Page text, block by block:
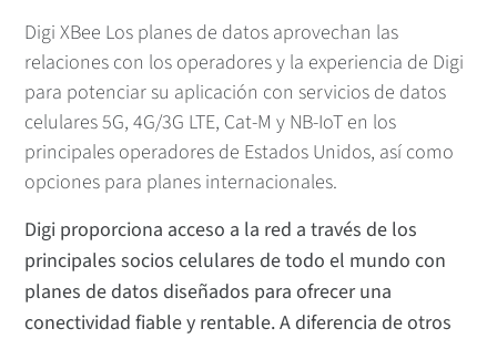
Digi XBee Los planes de datos aprovechan las
relaciones con los operadores y la experiencia de Digi
para potenciar su aplicación con servicios de datos
celulares 5G, 4G/3G LTE, Cat-M y NB-IoT en los
principales operadores de Estados Unidos, así como
opciones para planes internacionales.
Digi proporciona acceso a la red a través de los
principales socios celulares de todo el mundo con
planes de datos diseñados para ofrecer una
conectividad fiable y rentable. A diferencia de otros